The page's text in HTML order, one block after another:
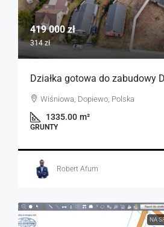
419 000 zł
314 zł
Działka gotowa do zabudowy
Wiśniowa, Dopiewo, Polska
1335.00 m²
GRUNTY
Robert Afum
NA